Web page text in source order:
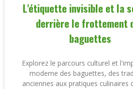
L'étiquette invisible et la
derrière le frottement
baguettes
Explorez le parcours culturel et
moderne des baguettes, des
anciennes aux pratiques culinaires